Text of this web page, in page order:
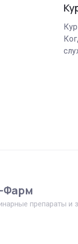
Фарм
препараты и